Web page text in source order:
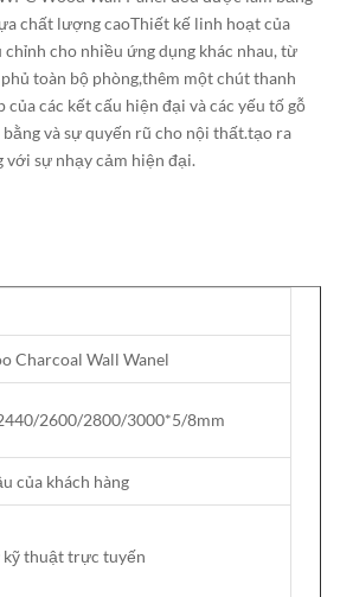
chất lượng caoThiết kế linh hoạt của
cho nhiều ứng dụng khác nhau, từ
toàn bộ phòng,thêm một chút thanh
các kết cấu hiện đại và các yếu tố gỗ
và sự quyến rũ cho nội thất.tạo ra
sự nhạy cảm hiện đại.
Charcoal Wall Wanel
2600/2800/3000*5/8mm
của khách hàng
thuật trực tuyến